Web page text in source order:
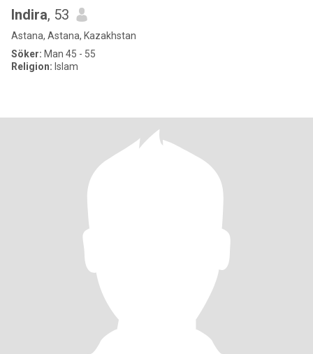
Indira, 53
Astana, Astana, Kazakhstan
Söker: Man 45 - 55
Religion: Islam